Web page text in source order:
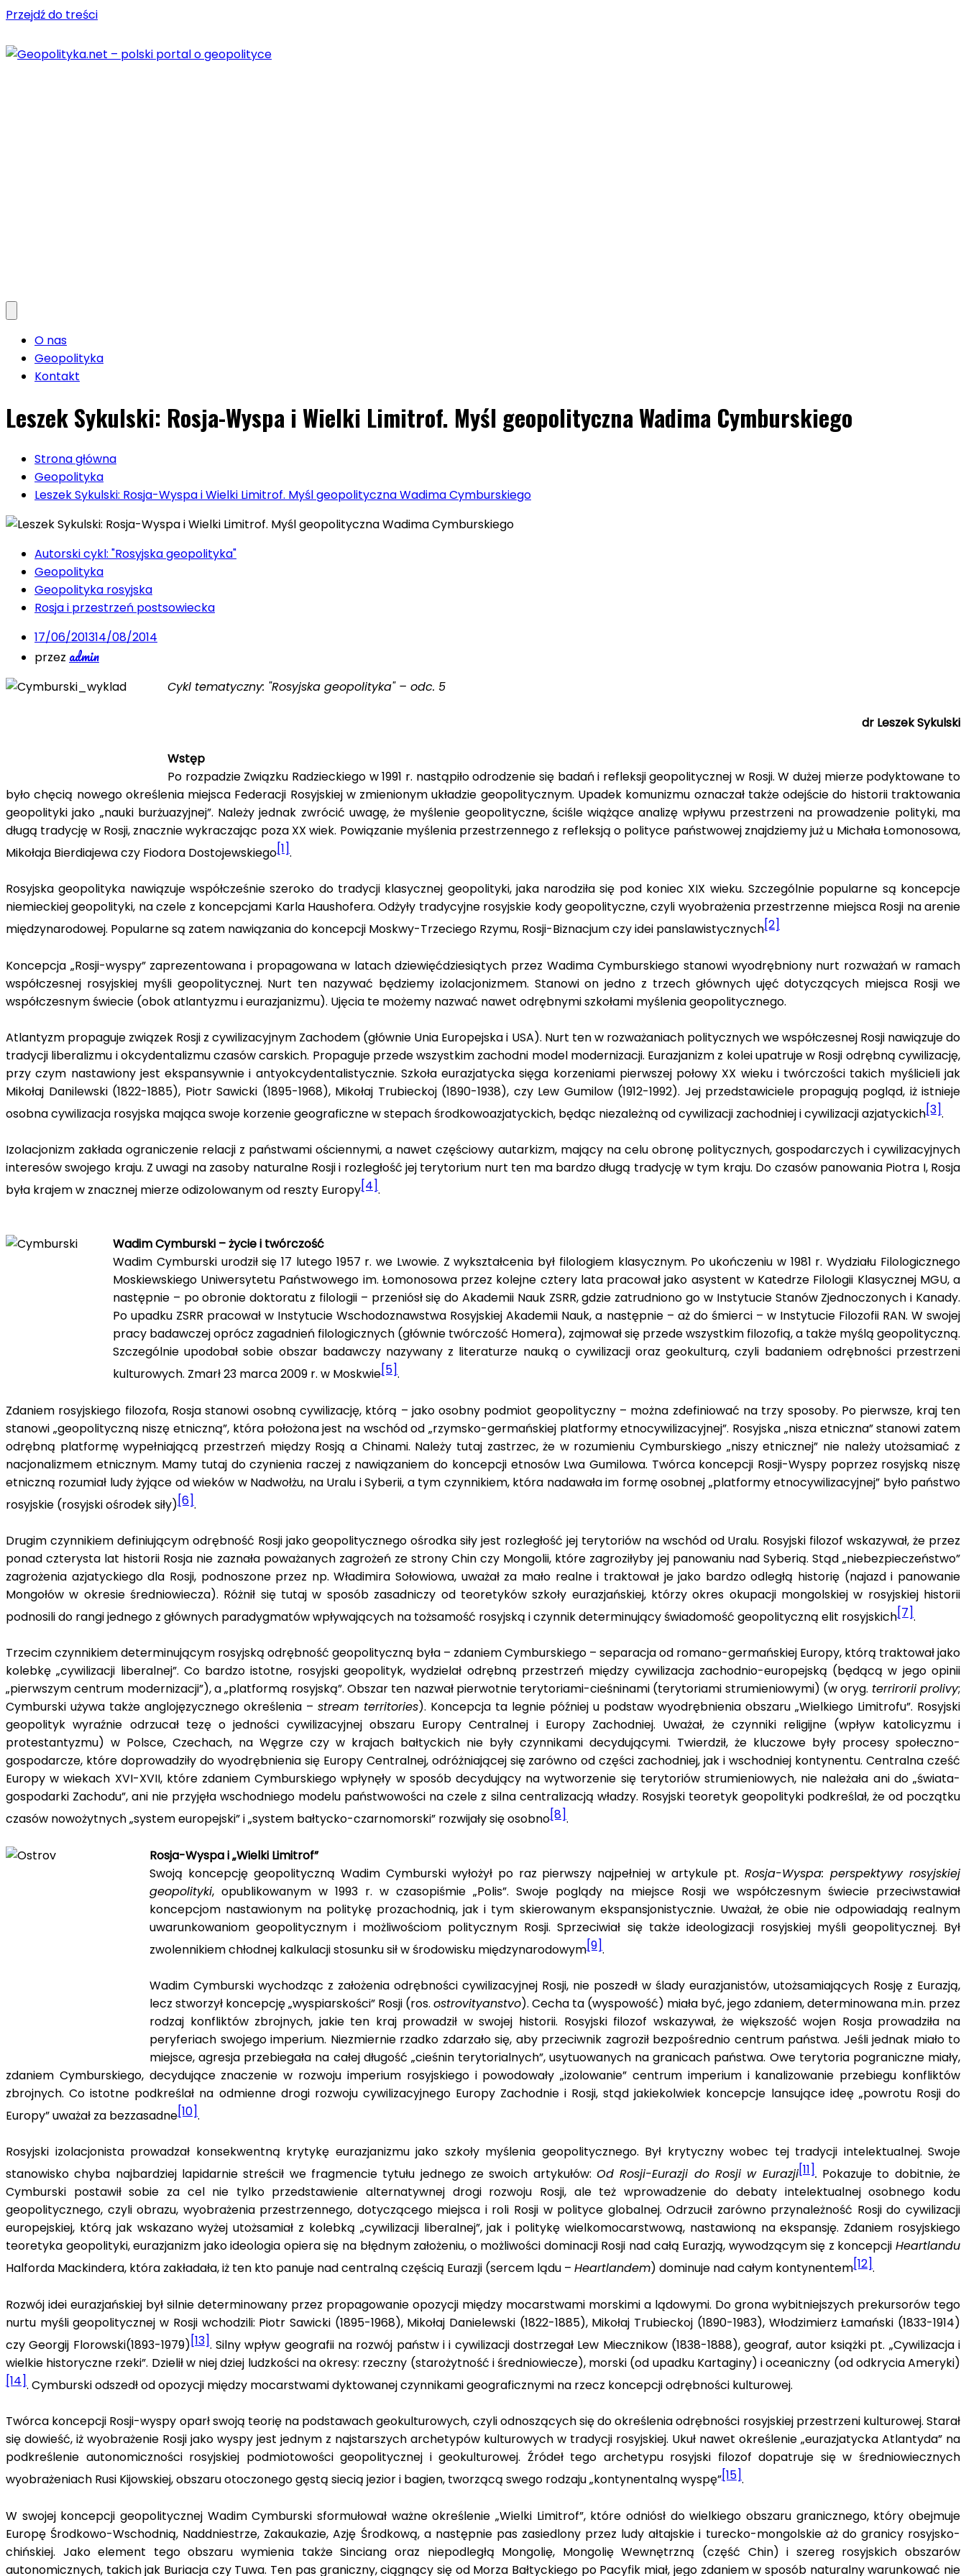
Przejdź do treści
O nas
Geopolityka
Kontakt
Leszek Sykulski: Rosja-Wyspa i Wielki Limitrof. Myśl geopolityczna Wadima Cymburskiego
Strona główna
Geopolityka
Leszek Sykulski: Rosja-Wyspa i Wielki Limitrof. Myśl geopolityczna Wadima Cymburskiego
Autorski cykl: "Rosyjska geopolityka"
Geopolityka
Geopolityka rosyjska
Rosja i przestrzeń postsowiecka
17/06/201314/08/2014
przez admin
Cykl tematyczny: "Rosyjska geopolityka" – odc. 5
dr Leszek Sykulski
Wstęp
Po rozpadzie Związku Radzieckiego w 1991 r. nastąpiło odrodzenie się badań i refleksji geopolitycznej w Rosji. W dużej mierze podyktowane to
było chęcią nowego określenia miejsca Federacji Rosyjskiej w zmienionym układzie geopolitycznym. Upadek komunizmu oznaczał także odejście do historii traktowania
geopolityki jako „nauki burżuazyjnej”. Należy jednak zwrócić uwagę, że myślenie geopolityczne, ściśle wiążące analizę wpływu przestrzeni na prowadzenie polityki, ma
długą tradycję w Rosji, znacznie wykraczając poza XX wiek. Powiązanie myślenia przestrzennego z refleksją o polityce państwowej znajdziemy już u Michała Łomonosowa,
Mikołaja Bierdiajewa czy Fiodora Dostojewskiego[1].
Rosyjska geopolityka nawiązuje współcześnie szeroko do tradycji klasycznej geopolityki, jaka narodziła się pod koniec XIX wieku. Szczególnie popularne są koncepcje
niemieckiej geopolityki, na czele z koncepcjami Karla Haushofera. Odżyły tradycyjne rosyjskie kody geopolityczne, czyli wyobrażenia przestrzenne miejsca Rosji na arenie
międzynarodowej. Popularne są zatem nawiązania do koncepcji Moskwy-Trzeciego Rzymu, Rosji-Biznacjum czy idei panslawistycznych[2]
Koncepcja „Rosji-wyspy” zaprezentowana i propagowana w latach dziewięćdziesiątych przez Wadima Cymburskiego stanowi wyodrębniony nurt rozważań w ramach
współczesnej rosyjskiej myśli geopolitycznej. Nurt ten nazywać będziemy izolacjonizmem. Stanowi on jedno z trzech głównych ujęć dotyczących miejsca Rosji we
współczesnym świecie (obok atlantyzmu i eurazjanizmu). Ujęcia te możemy nazwać nawet odrębnymi szkołami myślenia geopolitycznego.
Atlantyzm propaguje związek Rosji z cywilizacyjnym Zachodem (głównie Unia Europejska i USA). Nurt ten w rozważaniach politycznych we współczesnej Rosji nawiązuje do
tradycji liberalizmu i okcydentalizmu czasów carskich. Propaguje przede wszystkim zachodni model modernizacji. Eurazjanizm z kolei upatruje w Rosji odrębną cywilizację,
przy czym nastawiony jest ekspansywnie i antyokcydentalistycznie. Szkoła eurazjatycka sięga korzeniami pierwszej połowy XX wieku i twórczości takich myślicieli jak
Mikołaj Danilewski (1822-1885), Piotr Sawicki (1895-1968), Mikołaj Trubieckoj (1890-1938), czy Lew Gumilow (1912-1992). Jej przedstawiciele propagują pogląd, iż istnieje
osobna cywilizacja rosyjska mająca swoje korzenie geograficzne w stepach środkowoazjatyckich, będąc niezależną od cywilizacji zachodniej i cywilizacji azjatyckich[3].
Izolacjonizm zakłada ograniczenie relacji z państwami ościennymi, a nawet częściowy autarkizm, mający na celu obronę politycznych, gospodarczych i cywilizacyjnych
interesów swojego kraju. Z uwagi na zasoby naturalne Rosji i rozległość jej terytorium nurt ten ma bardzo długą tradycję w tym kraju. Do czasów panowania Piotra I, Rosja
była krajem w znacznej mierze odizolowanym od reszty Europy[4].
Wadim Cymburski – życie i twórczość
Wadim Cymburski urodził się 17 lutego 1957 r. we Lwowie. Z wykształcenia był filologiem klasycznym. Po ukończeniu w 1981 r. Wydziału Filologicznego
Moskiewskiego Uniwersytetu Państwowego im. Łomonosowa przez kolejne cztery lata pracował jako asystent w Katedrze Filologii Klasycznej MGU, a
następnie – po obronie doktoratu z filologii – przeniósł się do Akademii Nauk ZSRR, gdzie zatrudniono go w Instytucie Stanów Zjednoczonych i Kanady.
Po upadku ZSRR pracował w Instytucie Wschodoznawstwa Rosyjskiej Akademii Nauk, a następnie – aż do śmierci – w Instytucie Filozofii RAN. W swojej
pracy badawczej oprócz zagadnień filologicznych (głównie twórczość Homera), zajmował się przede wszystkim filozofią, a także myślą geopolityczną.
Szczególnie upodobał sobie obszar badawczy nazywany z literaturze nauką o cywilizacji oraz geokulturą, czyli badaniem odrębności przestrzeni
kulturowych. Zmarł 23 marca 2009 r. w Moskwie[5].
Zdaniem rosyjskiego filozofa, Rosja stanowi osobną cywilizację, którą – jako osobny podmiot geopolityczny – można zdefiniować na trzy sposoby. Po pierwsze, kraj ten
stanowi „geopolityczną niszę etniczną”, która położona jest na wschód od „rzymsko-germańskiej platformy etnocywilizacyjnej”. Rosyjska „nisza etniczna” stanowi zatem
odrębną platformę wypełniającą przestrzeń między Rosją a Chinami. Należy tutaj zastrzec, że w rozumieniu Cymburskiego „niszy etnicznej” nie należy utożsamiać z
nacjonalizmem etnicznym. Mamy tutaj do czynienia raczej z nawiązaniem do koncepcji etnosów Lwa Gumilowa. Twórca koncepcji Rosji-Wyspy poprzez rosyjską niszę
etniczną rozumiał ludy żyjące od wieków w Nadwołżu, na Uralu i Syberii, a tym czynnikiem, która nadawała im formę osobnej „platformy etnocywilizacyjnej” było państwo
rosyjskie (rosyjski ośrodek siły)[6].
Drugim czynnikiem definiującym odrębność Rosji jako geopolitycznego ośrodka siły jest rozległość jej terytoriów na wschód od Uralu. Rosyjski filozof wskazywał, że przez
ponad czterysta lat historii Rosja nie zaznała poważanych zagrożeń ze strony Chin czy Mongolii, które zagroziłyby jej panowaniu nad Syberią. Stąd „niebezpieczeństwo”
zagrożenia azjatyckiego dla Rosji, podnoszone przez np. Władimira Sołowiowa, uważał za mało realne i traktował je jako bardzo odległą historię (najazd i panowanie
Mongołów w okresie średniowiecza). Różnił się tutaj w sposób zasadniczy od teoretyków szkoły eurazjańskiej, którzy okres okupacji mongolskiej w rosyjskiej historii
podnosili do rangi jednego z głównych paradygmatów wpływających na tożsamość rosyjską i czynnik determinujący świadomość geopolityczną elit rosyjskich[7].
Trzecim czynnikiem determinującym rosyjską odrębność geopolityczną była – zdaniem Cymburskiego – separacja od romano-germańskiej Europy, którą traktował jako
kolebkę „cywilizacji liberalnej”. Co bardzo istotne, rosyjski geopolityk, wydzielał odrębną przestrzeń między cywilizacja zachodnio-europejską (będącą w jego opinii
„pierwszym centrum modernizacji”), a „platformą rosyjską”. Obszar ten nazwał pierwotnie terytoriami-cieśninami (terytoriami strumieniowymi) (w oryg. terrirorii prolivy;
Cymburski używa także anglojęzycznego określenia – stream territories). Koncepcja ta legnie później u podstaw wyodrębnienia obszaru „Wielkiego Limitrofu”. Rosyjski
geopolityk wyraźnie odrzucał tezę o jedności cywilizacyjnej obszaru Europy Centralnej i Europy Zachodniej. Uważał, że czynniki religijne (wpływ katolicyzmu i
protestantyzmu) w Polsce, Czechach, na Węgrze czy w krajach bałtyckich nie były czynnikami decydującymi. Twierdził, że kluczowe były procesy społeczno-
gospodarcze, które doprowadziły do wyodrębnienia się Europy Centralnej, odróżniającej się zarówno od części zachodniej, jak i wschodniej kontynentu. Centralna cześć
Europy w wiekach XVI-XVII, które zdaniem Cymburskiego wpłynęły w sposób decydujący na wytworzenie się terytoriów strumieniowych, nie należała ani do „świata-
gospodarki Zachodu”, ani nie przyjęła wschodniego modelu państwowości na czele z silna centralizacją władzy. Rosyjski teoretyk geopolityki podkreślał, że od początku
czasów nowożytnych „system europejski” i „system bałtycko-czarnomorski” rozwijały się osobno[8].
Rosja-Wyspa i „Wielki Limitrof”
Swoją koncepcję geopolityczną Wadim Cymburski wyłożył po raz pierwszy najpełniej w artykule pt.Rosja-Wyspa: perspektywy rosyjskiej
geopolityki, opublikowanym w 1993 r. w czasopiśmie „Polis”. Swoje poglądy na miejsce Rosji we współczesnym świecie przeciwstawiał
koncepcjom nastawionym na politykę prozachodnią, jak i tym skierowanym ekspansjonistycznie. Uważał, że obie nie odpowiadają realnym
uwarunkowaniom geopolitycznym i możliwościom politycznym Rosji. Sprzeciwiał się także ideologizacji rosyjskiej myśli geopolitycznej. Był
zwolennikiem chłodnej kalkulacji stosunku sił w środowisku międzynarodowym[9].
Wadim Cymburski wychodząc z założenia odrębności cywilizacyjnej Rosji, nie poszedł w ślady eurazjanistów, utożsamiających Rosję z Eurazją,
lecz stworzył koncepcję „wyspiarskości” Rosji (ros. ostrovityanstvo). Cecha ta (wyspowość) miała być, jego zdaniem, determinowana m.in. przez
rodzaj konfliktów zbrojnych, jakie ten kraj prowadził w swojej historii. Rosyjski filozof wskazywał, że większość wojen Rosja prowadziła na
peryferiach swojego imperium. Niezmiernie rzadko zdarzało się, aby przeciwnik zagroził bezpośrednio centrum państwa. Jeśli jednak miało to
miejsce, agresja przebiegała na całej długość „cieśnin terytorialnych”, usytuowanych na granicach państwa. Owe terytoria pograniczne miały,
zdaniem Cymburskiego, decydujące znaczenie w rozwoju imperium rosyjskiego i powodowały „izolowanie” centrum imperium i kanalizowanie przebiegu konfliktów
zbrojnych. Co istotne podkreślał na odmienne drogi rozwoju cywilizacyjnego Europy Zachodnie i Rosji, stąd jakiekolwiek koncepcje lansujące ideę „powrotu Rosji do
Europy” uważał za bezzasadne[10].
Rosyjski izolacjonista prowadzał konsekwentną krytykę eurazjanizmu jako szkoły myślenia geopolitycznego. Był krytyczny wobec tej tradycji intelektualnej. Swoje
stanowisko chyba najbardziej lapidarnie streścił we fragmencie tytułu jednego ze swoich artykułów: Od Rosji-Eurazji do Rosji w Eurazji[11]. Pokazuje to dobitnie, że
Cymburski postawił sobie za cel nie tylko przedstawienie alternatywnej drogi rozwoju Rosji, ale też wprowadzenie do debaty intelektualnej osobnego kodu
geopolitycznego, czyli obrazu, wyobrażenia przestrzennego, dotyczącego miejsca i roli Rosji w polityce globalnej. Odrzucił zarówno przynależność Rosji do cywilizacji
europejskiej, którą jak wskazano wyżej utożsamiał z kolebką „cywilizacji liberalnej”, jak i politykę wielkomocarstwową, nastawioną na ekspansję. Zdaniem rosyjskiego
teoretyka geopolityki, eurazjanizm jako ideologia opiera się na błędnym założeniu, o możliwości dominacji Rosji nad całą Eurazją, wywodzącym się z koncepcji Heartlandu
Halforda Mackindera, która zakładała, iż ten kto panuje nad centralną częścią Eurazji (sercem lądu – Heartlandem) dominuje nad całym kontynentem[12].
Rozwój idei eurazjańskiej był silnie determinowany przez propagowanie opozycji między mocarstwami morskimi a lądowymi. Do grona wybitniejszych prekursorów tego
nurtu myśli geopolitycznej w Rosji wchodzili: Piotr Sawicki (1895-1968), Mikołaj Danielewski (1822-1885), Mikołaj Trubieckoj (1890-1983), Włodzimierz Łamański (1833-1914)
czy Georgij Florowski(1893-1979)[13]. Silny wpływ geografii na rozwój państw i i cywilizacji dostrzegał Lew Miecznikow (1838-1888), geograf, autor książki pt. „Cywilizacja i
wielkie historyczne rzeki”. Dzielił w niej dziej ludzkości na okresy: rzeczny (starożytność i średniowiecze), morski (od upadku Kartaginy) i oceaniczny (od odkrycia Ameryki)
[14]. Cymburski odszedł od opozycji między mocarstwami dyktowanej czynnikami geograficznymi na rzecz koncepcji odrębności kulturowej.
Twórca koncepcji Rosji-wyspy oparł swoją teorię na podstawach geokulturowych, czyli odnoszących się do określenia odrębności rosyjskiej przestrzeni kulturowej. Starał
się dowieść, iż wyobrażenie Rosji jako wyspy jest jednym z najstarszych archetypów kulturowych w tradycji rosyjskiej. Ukuł nawet określenie „eurazjatycka Atlantyda” na
podkreślenie autonomiczności rosyjskiej podmiotowości geopolitycznej i geokulturowej. Źródeł tego archetypu rosyjski filozof dopatruje się w średniowiecznych
wyobrażeniach Rusi Kijowskiej, obszaru otoczonego gęstą siecią jezior i bagien, tworzącą swego rodzaju „kontynentalną wyspę”[15].
W swojej koncepcji geopolitycznej Wadim Cymburski sformułował ważne określenie „Wielki Limitrof”, które odniósł do wielkiego obszaru granicznego, który obejmuje
Europę Środkowo-Wschodnią, Naddniestrze, Zakaukazie, Azję Środkową, a następnie pas zasiedlony przez ludy ałtajskie i turecko-mongolskie aż do granicy rosyjsko-
chińskiej. Jako element tego obszaru wymienia także Sinciang oraz niepodległą Mongolię, Mongolię Wewnętrzną (część Chin) i szereg rosyjskich obszarów
autonomicznych, takich jak Buriacja czy Tuwa. Ten pas graniczny, ciągnący się od Morza Bałtyckiego po Pacyfik miał, jego zdaniem w sposób naturalny warunkować nie